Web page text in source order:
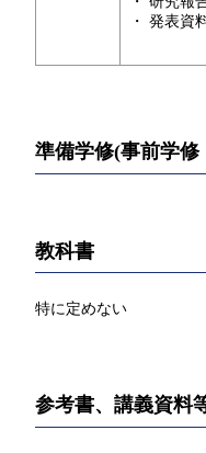
・ 発表資
準備学修(事前学
教科書
特に定めない
参考書、講義資料